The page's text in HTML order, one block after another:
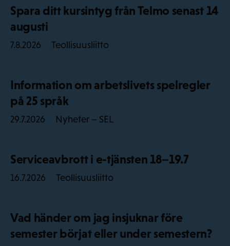
Spara ditt kursintyg från Telmo senast 14
augusti
7.8.2026 Teollisuusliitto
Information om arbetslivets spelregler
på 25 språk
29.7.2026 Nyheter – SEL
Serviceavbrott i e-tjänsten 18–19.7
16.7.2026 Teollisuusliitto
Vad händer om jag insjuknar före
semester börjat eller under semestern?